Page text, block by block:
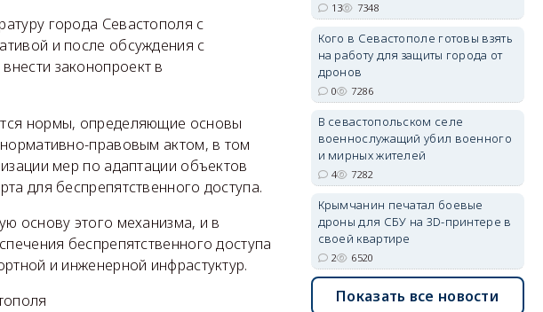
города Севастополя с
и после обсуждения с
законопроект в
нормы, определяющие основы
правовым актом, в том
мер по адаптации объектов
для беспрепятственного доступа.
основу этого механизма, и в
беспрепятственного доступа
и инженерной инфрастуктур.
13 7348
Кого в Севастополе готовы взять
на работу для защиты города от
дронов
0 7286
В севастопольском селе
военнослужащий убил военного
и мирных жителей
4 7282
Крымчанин печатал боевые
дроны для СБУ на 3D-принтере в
своей квартире
2 6520
Показать все новости